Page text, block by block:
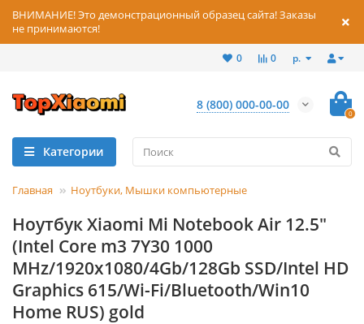
ВНИМАНИЕ! Это демонстрационный образец сайта! Заказы
не принимаются!
р.
0
0
8 (800) 000-00-00
0
Категории
Главная Ноутбуки, Мышки компьютерные
Ноутбук Xiaomi Mi Notebook Air 12.5"
(Intel Core m3 7Y30 1000
MHz/1920x1080/4Gb/128Gb SSD/Intel HD
Graphics 615/Wi-Fi/Bluetooth/Win10
Home RUS) gold